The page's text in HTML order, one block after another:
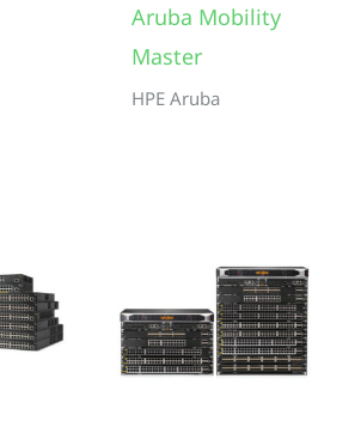
Aruba Mobility
Master
HPE Aruba